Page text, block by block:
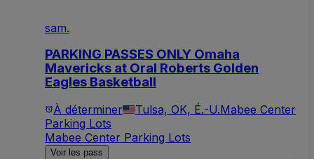
sam.
PARKING PASSES ONLY Omaha
Mavericks at Oral Roberts Golden
Eagles Basketball
À déterminer Tulsa, OK, É.-U.Mabee Center
Parking Lots
Mabee Center Parking Lots
Voir les pass